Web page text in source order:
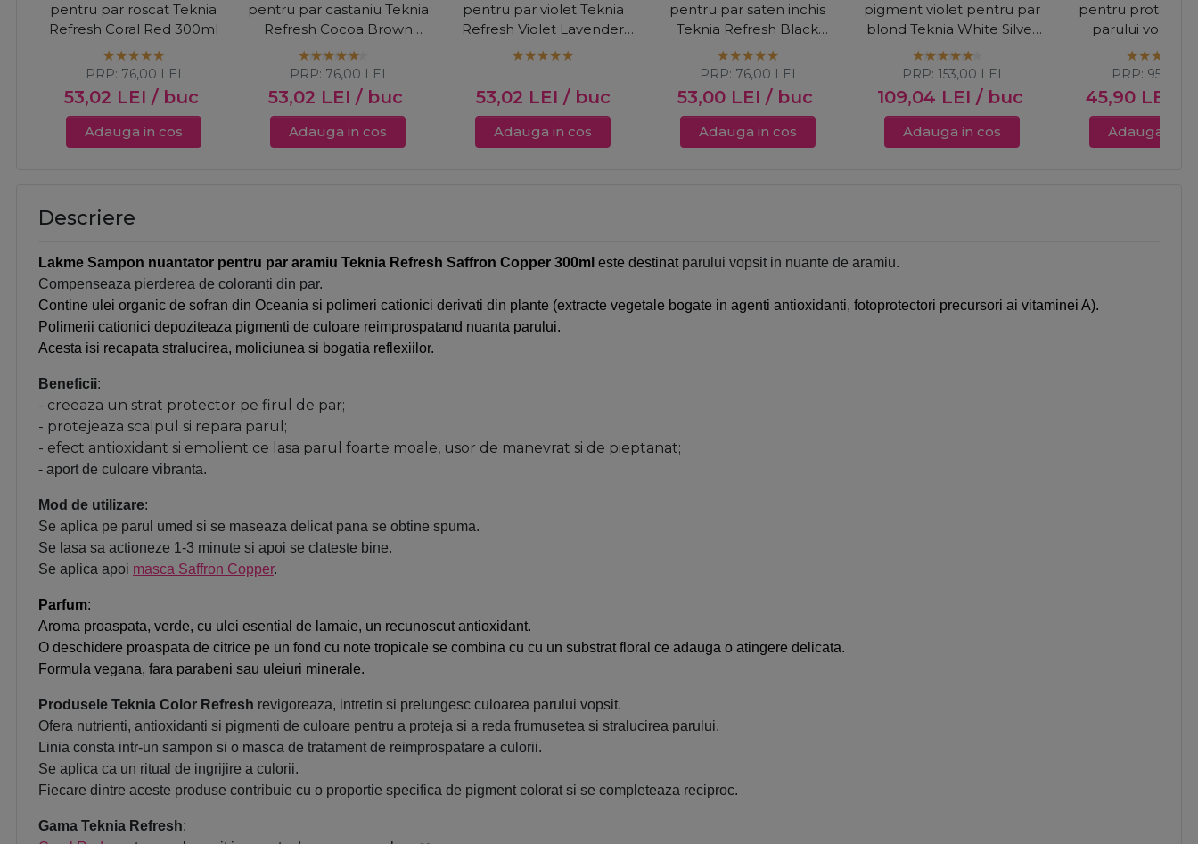
pentru par roscat Teknia
Refresh Coral Red 300ml
53,02 LEI / buc
PRP: 76,00 LEI
Adauga in cos
pentru par castaniu Teknia
Refresh Cocoa Brown
300ml
53,02 LEI / buc
PRP: 76,00 LEI
Adauga in cos
pentru par violet Teknia
Refresh Violet Lavender
300ml
53,02 LEI / buc
Adauga in cos
pentru par saten inchis
Teknia Refresh Black
Coffee 300ml
53,00 LEI / buc
PRP: 76,00 LEI
Adauga in cos
pigment violet pentru par
blond Teknia White Silver
1000ml
109,04 LEI / buc
PRP:153,00 LEI
Adauga in cos
pentru protectia
parului vopsit
Radiance
45,90 LEI
PRP: 95,18
Adauga in
Descriere
Lakme Sampon nuantator pentru par aramiu Teknia Refresh Saffron Copper 300ml este destinat parului vopsit in nuante de aramiu.
Compenseaza pierderea de coloranti din par.
Contine ulei organic de sofran din Oceania si polimeri cationici derivati din plante (extracte vegetale bogate in agenti antioxidanti, fotoprotectori precursori ai vitaminei A).
Polimerii cationici depoziteaza pigmenti de culoare reimprospatand nuanta parului.
Acesta isi recapata stralucirea, moliciunea si bogatia reflexiilor.
Beneficii:
- creeaza un strat protector pe firul de par;
- protejeaza scalpul si repara parul;
- efect antioxidant si emolient ce lasa parul foarte moale, usor de manevrat si de pieptanat;
- aport de culoare vibranta.
Mod de utilizare:
Se aplica pe parul umed si se maseaza delicat pana se obtine spuma.
Se lasa sa actioneze 1-3 minute si apoi se clateste bine.
Se aplica apoi masca Saffron Copper.
Parfum:
Aroma proaspata, verde, cu ulei esential de lamaie, un recunoscut antioxidant.
O deschidere proaspata de citrice pe un fond cu note tropicale se combina cu cu un substrat floral ce adauga o atingere delicata.
Formula vegana, fara parabeni sau uleiuri minerale.
Produsele Teknia Color Refresh revigoreaza, intretin si prelungesc culoarea parului vopsit.
Ofera nutrienti, antioxidanti si pigmenti de culoare pentru a proteja si a reda frumusetea si stralucirea parului.
Linia consta intr-un sampon si o masca de tratament de reimprospatare a culorii.
Se aplica ca un ritual de ingrijire a culorii.
Fiecare dintre aceste produse contribuie cu o proportie specifica de pigment colorat si se completeaza reciproc.
Gama Teknia Refresh: